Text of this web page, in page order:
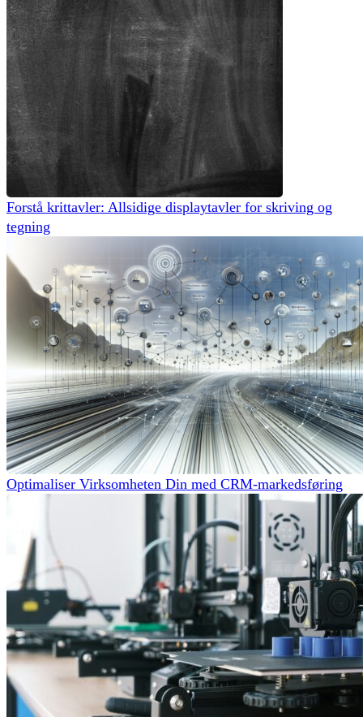
Forstå krittavler: Allsidige displaytavler for skriving og
tegning
Optimaliser Virksomheten Din med CRM-markedsføring